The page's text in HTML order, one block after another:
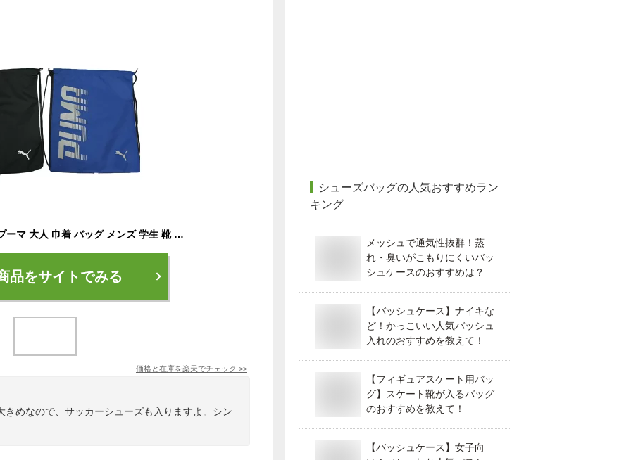
【10％OFF】PUMA プーマ 大人 巾着 バッグ メンズ 学生 靴 ナップサック リュック リュックサック ジュニア キッズ シューズ袋 おしゃれ 男の子 小学生 サッカー 野球 スポーツ ランニング 運動 カバン 学校 小学生 中学生 高校生 子供 黒 青 春 夏 秋 冬 運動
品をサイトでみる
価格と在庫を楽天でチェック >>
きめなので、サッカーシューズも入りますよ。シン
シューズバッグの人気おすすめラン
キング
メッシュで通気性抜群！蒸
れ・臭いがこもりにくいバッ
シュケースのおすすめは？
【バッシュケース】ナイキな
ど！かっこいい人気バッシュ
入れのおすすめを教えて！
【フィギュアスケート用バッ
グ】スケート靴が入るバッグ
のおすすめを教えて！
【バッシュケース】女子向